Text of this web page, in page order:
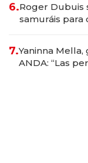
6.Roger Dubuis
samuráis para
7.Yaninna
ANDA: “Las